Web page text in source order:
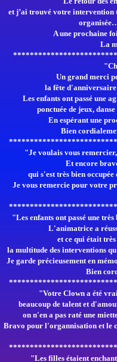
et j’ai trouvé votre intervention
A une prochaine
La
Un grand merci
la fête d'anniversaire
Les enfants ont passé une
ponctuée de jeux,
En espérant une
Bien
"Je voulais vous
Et encore
qui s'est très bien occupée
Je vous remercie pour votre
"Les enfants ont passé une
L'animatrice a
et ce qui était
la multitude des interventions
Je garde précieusement en
Bien
"Votre Clown a été
beaucoup de talent et
on n'en a pas raté une
Bravo pour l'organnisation et le
"Les filles étaient